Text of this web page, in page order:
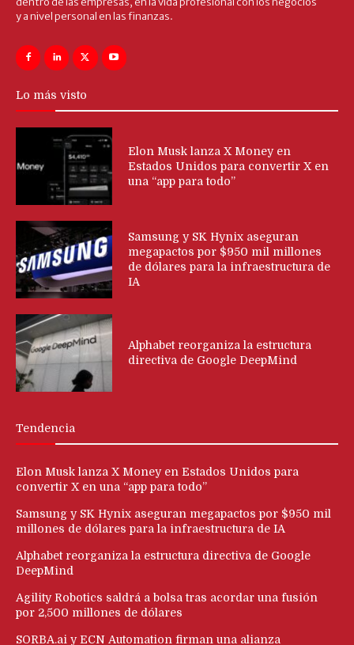
y a nivel personal en las finanzas.
Lo más visto
Elon Musk lanza X Money en
Estados Unidos para convertir X en
una “app para todo”
Samsung y SK Hynix aseguran
megapactos por $950 mil millones
de dólares para la infraestructura de
IA
Alphabet reorganiza la estructura
directiva de Google DeepMind
Tendencia
Elon Musk lanza X Money en Estados Unidos para
convertir X en una “app para todo”
Samsung y SK Hynix aseguran megapactos por $950 mil
millones de dólares para la infraestructura de IA
Alphabet reorganiza la estructura directiva de Google
DeepMind
Agility Robotics saldrá a bolsa tras acordar una fusión
por 2,500 millones de dólares
SORBA.ai y ECN Automation firman una alianza